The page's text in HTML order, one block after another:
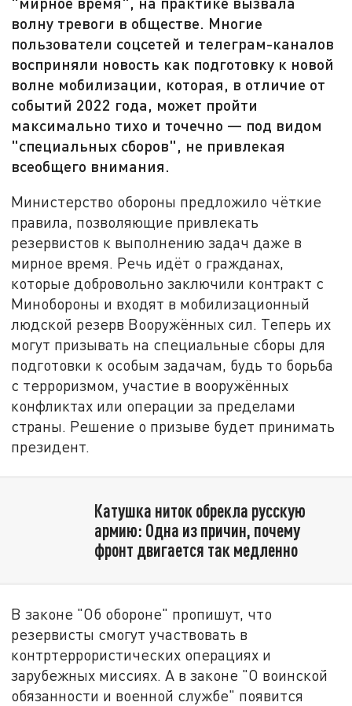
волну тревоги в обществе. Многие
пользователи соцсетей и телеграм-каналов
восприняли новость как подготовку к новой
волне мобилизации, которая, в отличие от
событий 2022 года, может пройти
максимально тихо и точечно — под видом
"специальных сборов", не привлекая
всеобщего внимания.
Министерство обороны предложило чёткие
правила, позволяющие привлекать
резервистов к выполнению задач даже в
мирное время. Речь идёт о гражданах,
которые добровольно заключили контракт с
Минобороны и входят в мобилизационный
людской резерв Вооружённых сил. Теперь их
могут призывать на специальные сборы для
подготовки к особым задачам, будь то борьба
с терроризмом, участие в вооружённых
конфликтах или операции за пределами
страны. Решение о призыве будет принимать
президент.
Катушка ниток обрекла русскую
армию: Одна из причин, почему
фронт двигается так медленно
В законе "Об обороне" пропишут, что
резервисты смогут участвовать в
контртеррористических операциях и
зарубежных миссиях. А в законе "О воинской
обязанности и военной службе" появится